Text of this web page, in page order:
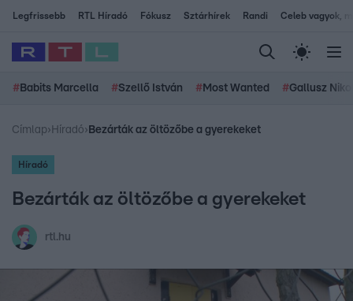
Legfrissebb RTL Híradó Fókusz Sztárhírek Randi Celeb vagyok,
# Babits Marcella #Szellő István # Most Wanted #Gallusz
Címlap› Híradó› Bezárták az öltözőbe a gyerekeket
Híradó
Bezárták az öltözőbe a gyerekeket
rtl.hu